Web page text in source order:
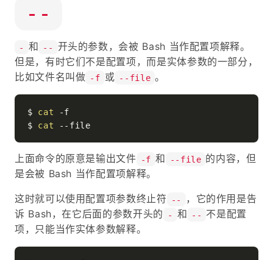
--
- 和 --
开头的参数，会被 Bash 当作配置项解释。
但是，有时它们不是配置项，而是实体参数的一部分，
比如文件名叫做 -f 或 --file 。
$ cat -f
$ cat
上面命令的原意是输出文件 -f 和 --file 的内容，但
是会被 Bash 当作配置项解释。
这时就可以使用配置项参数终止符 --
，它的作用是告
诉 Bash，在它后面的参数开头的
- 和 --
不是配置
项，只能当作实体参数解释。